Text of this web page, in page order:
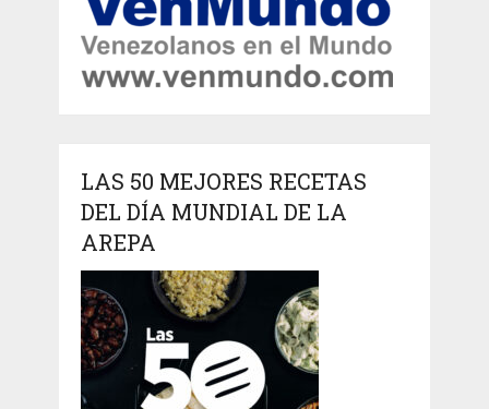
LAS 50 MEJORES RECETAS
DEL DÍA MUNDIAL DE LA
AREPA